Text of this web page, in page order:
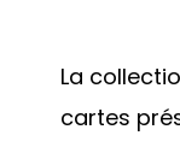
La
cartes